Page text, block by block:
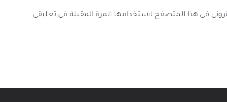
في هذا المتصفح لاستخدامها المرة المقبلة في تعليقي.